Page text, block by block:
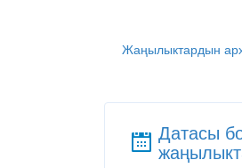
Жаңылыктардын
Датасы